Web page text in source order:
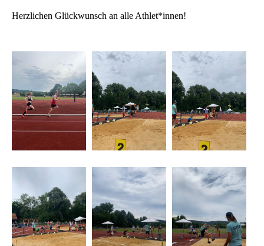
Herzlichen Glückwunsch an alle Athlet*innen!